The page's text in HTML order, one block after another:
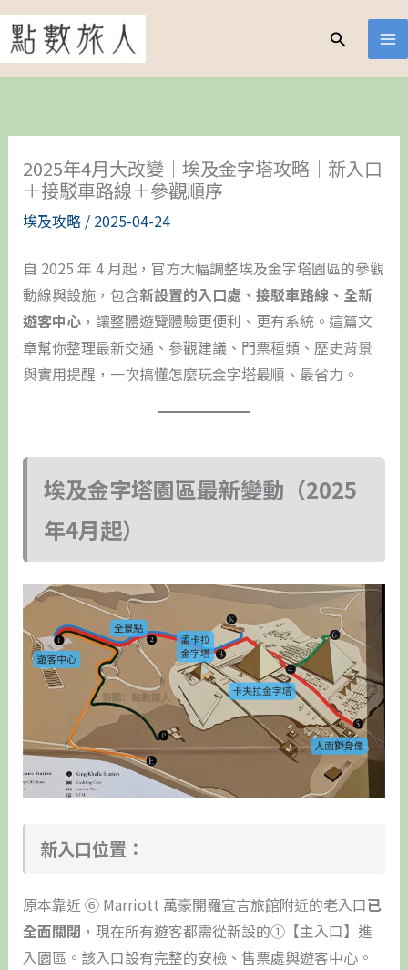
跳
至
主
搜
2025年4月大改變｜埃及金字塔攻略｜新入口
＋接駁車路線＋參觀順序
埃及攻略/ 2025-04-24
自 2025 年 4 月起，官方大幅調整埃及金字塔園區的參觀
動線與設施，包含新設置的入口處、接駁車路線、全新
遊客中心，讓整體遊覽體驗更便利、更有系統。這篇文
章幫你整理最新交通、參觀建議、門票種類、歷史背景
與實用提醒，一次搞懂怎麼玩金字塔最順、最省力。
埃及金字塔園區最新變動（2025
年4月起）
新入口位置：
原本靠近 ⑥ Marriott 萬豪開羅宣言旅館附近的老入口已
全面關閉 ，現在所有遊客都需從新設的①【主入口】進
入園區。該入口設有完整的安檢、售票處與遊客中心。